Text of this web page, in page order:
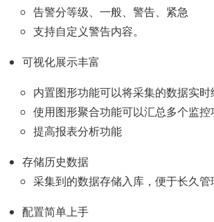
告警分等级、一般、警告、紧急
支持自定义警告内容。
可视化展示丰富
内置图形功能可以将采集的数据实
使用图形聚合功能可以汇总多个监
提高报表分析功能
存储历史数据
采集到的数据存储入库，便于长久
配置简单上手